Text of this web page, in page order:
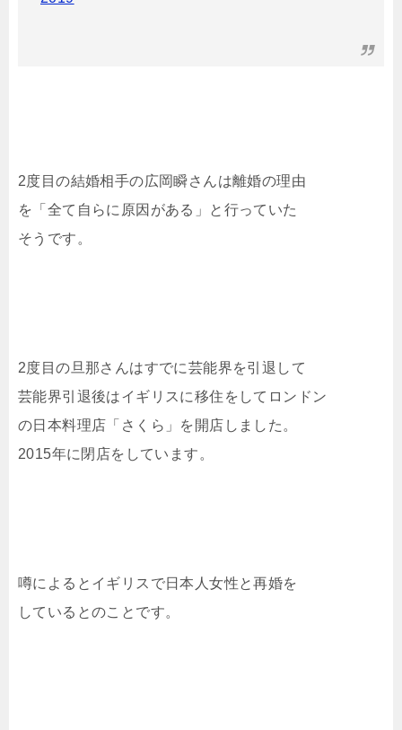
2度目の結婚相手の広岡瞬さんは離婚の理由
を「全て自らに原因がある」と行っていた
そうです。
2度目の旦那さんはすでに芸能界を引退して
芸能界引退後はイギリスに移住をしてロンドン
の日本料理店「さくら」を開店しました。
2015年に閉店をしています。
噂によるとイギリスで日本人女性と再婚を
しているとのことです。